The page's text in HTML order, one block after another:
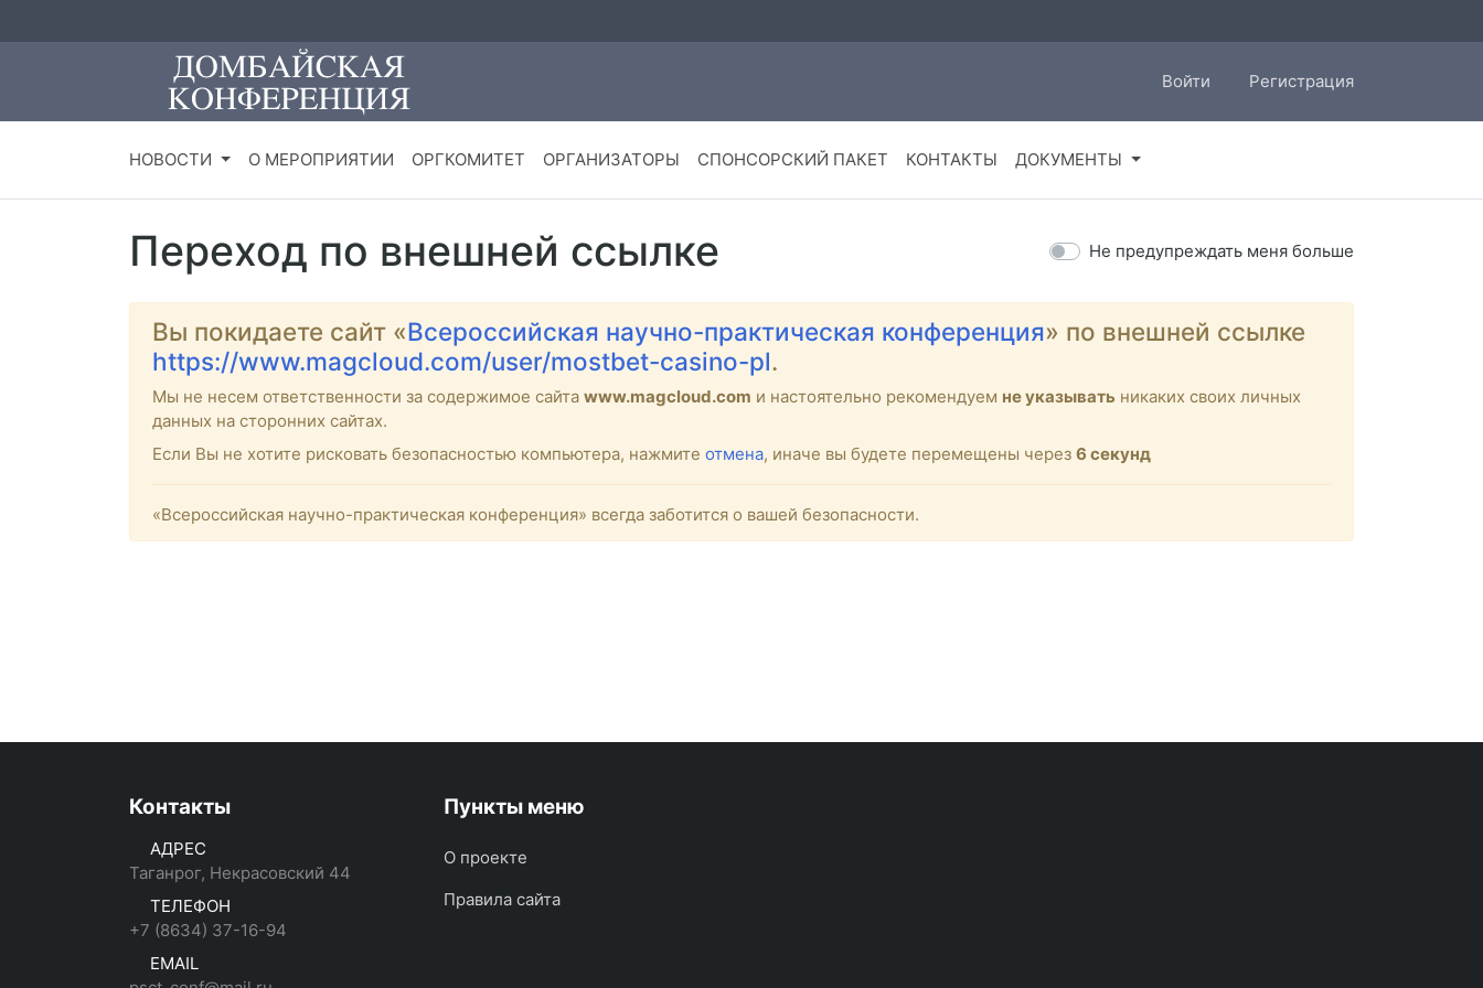
Войти Регистрация
НОВОСТИ О МЕРОПРИЯТИИ ОРГКОМИТЕТ ОРГАНИЗАТОРЫ СПОНСОРСКИЙ ПАКЕТ КОНТАКТЫ ДОКУМЕНТЫ
Переход по внешней ссылке Не предупреждать меня больше
Вы покидаете сайт «Всероссийская научно-практическая конференция» по внешней ссылке
https://www.magcloud.com/user/mostbet-casino-pl.
Мы не несем ответственности за содержимое сайта www.magcloud.com и настоятельно рекомендуем не указывать никаких своих личных
данных на сторонних сайтах.
Если Вы не хотите рисковать безопасностью компьютера, нажмите отмена, иначе вы будете перемещены через 6 секунд
«Всероссийская научно-практическая конференция» всегда заботится о вашей безопасности.
Контакты
АДРЕС
Таганрог, Некрасовский 44
ТЕЛЕФОН
+7 (8634) 37-16-94
EMAIL
Пункты меню
О проекте
Правила сайта